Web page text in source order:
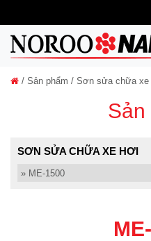
/ Sản phẩm / Sơn sửa chữa xe
Sản
SƠN SỬA CHỮA XE HƠI